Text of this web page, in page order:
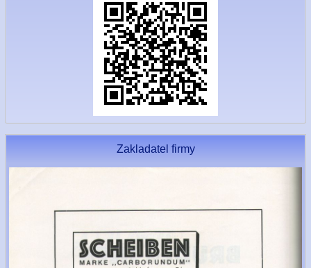
Zakladatel firmy